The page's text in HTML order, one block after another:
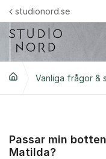
Hoppa till innehåll
studionord.se
Vanliga frågor &
Passar min
Matilda?